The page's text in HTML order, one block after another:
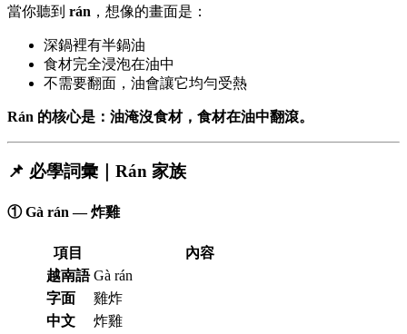
當你聽到 rán ，想像的畫面是：
深鍋裡有半鍋油
食材完全浸泡在油中
不需要翻面，油會讓它均勻受熱
Rán 的核心是：油淹沒食材，食材在油中翻滾。
📌 必學詞彙｜Rán 家族
① Gà rán — 炸雞
項目
內容
越南語 Gà rán
字面
雞炸
中文
炸雞